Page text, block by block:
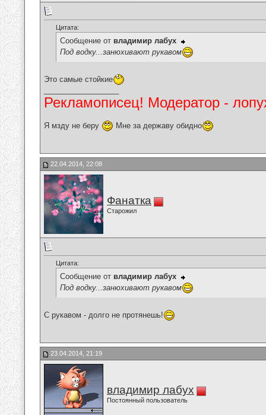
Цитата:
Сообщение от владимир лабух
Под водку...занюхивают рукавом
Это самые стойкие
Рекламописец! Модератор -
Я мзду не беру Мне за державу обидно
22.04.2014, 22:08
Фанатка
Старожил
Цитата:
Сообщение от владимир лабух
Под водку...занюхивают рукавом
С рукавом - долго не протянешь!
23.04.2014, 21:19
владимир лабух
Постоянный пользователь